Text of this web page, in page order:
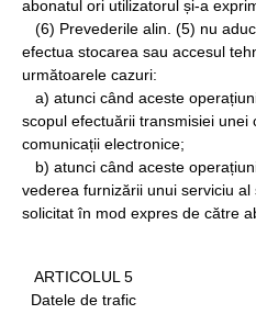
abonatul ori utilizatorul și-a
(6) Prevederile alin. (5) nu
efectua stocarea sau accesul
următoarele cazuri:
a) atunci când aceste
scopul efectuării transmisiei
comunicații electronice;
b) atunci când aceste
vederea furnizării unui serviciu al
solicitat în mod expres de către
ARTICOLUL 5
Datele de trafic